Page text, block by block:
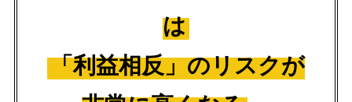
は
「利益相反」のリスクが